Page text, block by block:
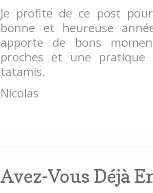
Je profite de ce post
bonne et heureuse
apporte de bons
proches et une
tatamis.
Nicolas
Avez-Vous Déjà